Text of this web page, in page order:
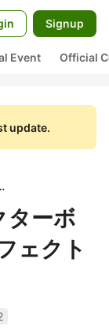
Signup
Event Official
update.
ドハイ
ターボ
ェクト